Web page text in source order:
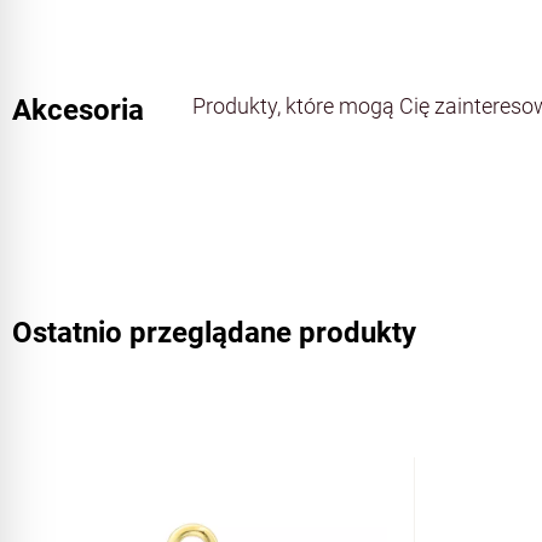
Akcesoria Produkty, które mogą Cię
Ostatnio przeglądane produkty